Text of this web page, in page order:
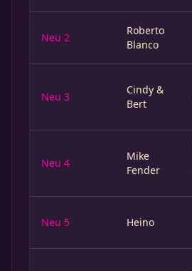
Neu 2
Roberto
Blanco
Neu 3
Cindy &
Bert
Neu 4
Mike
Fender
Neu 5 Heino